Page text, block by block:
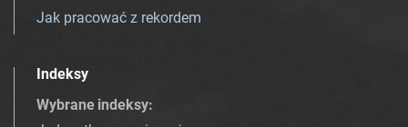
Jak pracować z rekordem
Indeksy
Wybrane indeksy: